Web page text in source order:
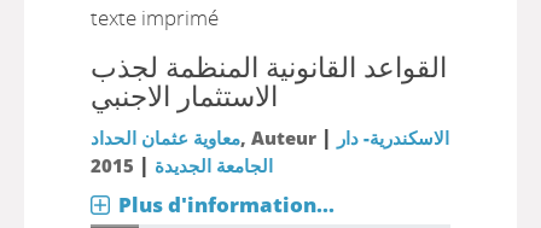
texte imprimé
القواعد القانونية المنظمة لجذب
الاستثمار الاجنبي
معاوية عثمان الحداد, Auteur | الاسكندرية- دار
الجامعة الجديدة |
2015
Plus d'information...